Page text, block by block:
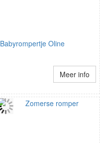
Babyrompertje Oline
Meer info